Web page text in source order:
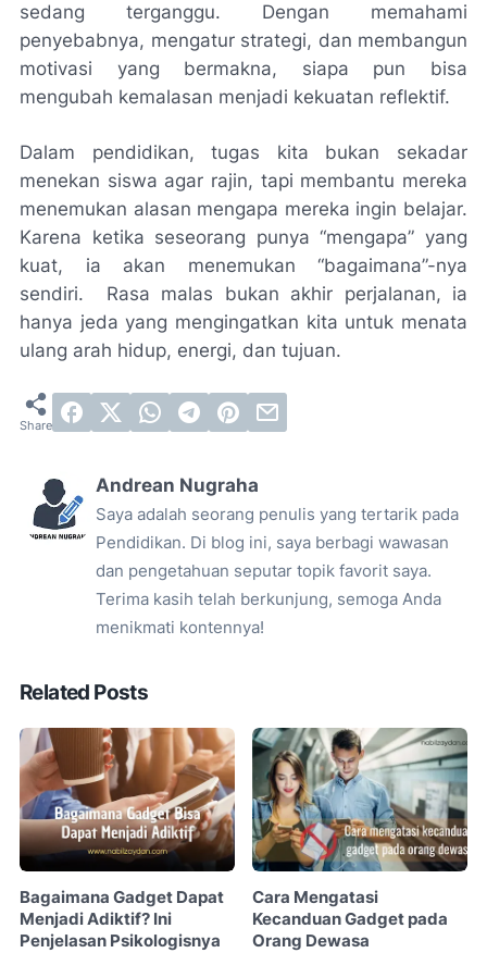
sedang terganggu. Dengan memahami
penyebabnya, mengatur strategi, dan membangun
motivasi yang bermakna, siapa pun bisa
mengubah kemalasan menjadi kekuatan reflektif.
Dalam pendidikan, tugas kita bukan sekadar
menekan siswa agar rajin, tapi membantu mereka
menemukan alasan mengapa mereka ingin belajar.
Karena ketika seseorang punya “mengapa” yang
kuat, ia akan menemukan “bagaimana”-nya
sendiri. Rasa malas bukan akhir perjalanan, ia
hanya jeda yang mengingatkan kita untuk menata
ulang arah hidup, energi, dan tujuan.
Andrean Nugraha
Saya adalah seorang penulis yang tertarik pada
Pendidikan. Di blog ini, saya berbagi wawasan
dan pengetahuan seputar topik favorit saya.
Terima kasih telah berkunjung, semoga Anda
menikmati kontennya!
Related Posts
Bagaimana Gadget Dapat
Menjadi Adiktif? Ini
Penjelasan Psikologisnya
Cara Mengatasi
Kecanduan Gadget pada
Orang Dewasa